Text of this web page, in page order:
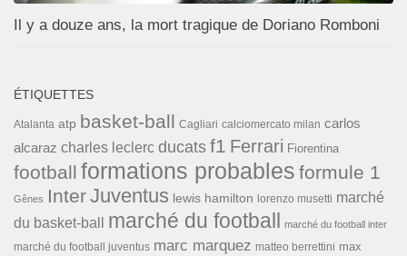
Il y a douze ans, la mort tragique de Doriano Romboni
ÉTIQUETTES
Atalanta atp basket-ball Cagliari calciomercato milan carlos
alcaraz charles leclerc ducats f1 Ferrari Fiorentina
football formations probables formule 1
Gênes InterJuventus lewis hamilton lorenzo musetti marché
du basket-ball
marché du football marché du football inter
marché du football juventus marc marquez matteo berrettini max